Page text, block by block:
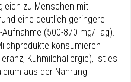
zu Menschen mit
eine deutlich geringere
(500-870 mg/Tag).
konsumieren
Kuhmilchallergie), ist es
aus der Nahrung